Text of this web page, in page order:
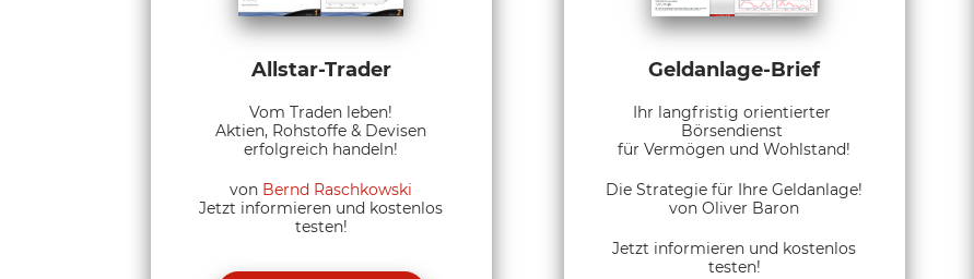
Allstar-Trader
Vom Traden leben!
Aktien, Rohstoffe & Devisen
erfolgreich handeln!
von Bernd Raschkowski
Jetzt informieren und kostenlos
testen!
Geldanlage-Brief
Ihr langfristig orientierter
Börsendienst
für Vermögen und Wohlstand!
Die Strategie für Ihre Geldanlage!
von Oliver Baron
Jetzt informieren und kostenlos
testen!